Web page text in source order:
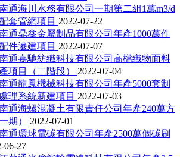
通海川水務有限公司一期第二組1萬m3/d
套管網項目 2022-07-22
通鼎鑫金屬制品有限公司年產1000萬件
件遷建項目 2022-07-07
通嘉馳紡織科技有限公司高檔織物面料
項目（二階段） 2022-07-04
通龍鳳機械科技有限公司年產5000套制
理系統新建項目 2022-07-03
通海螺混凝土有限責任公司年產240萬方
期） 2022-07-01
通環球電碳有限公司年產2500萬個碳刷
06-27